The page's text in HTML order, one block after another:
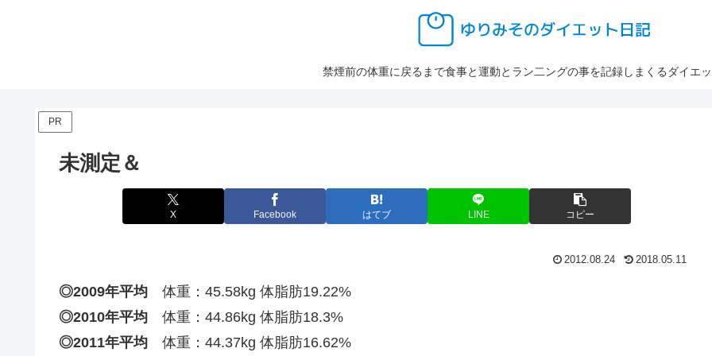
禁煙前の体重に戻るまで食事と運動とラン二ングの事を記録しまくるダイエ
PR
未測定＆
X Facebook はてブ LINE コピー
2012.08.24 2018.05.11
◎2009年平均 体重：45.58kg 体脂肪19.22%
◎2010年平均 体重：44.86kg 体脂肪18.3%
◎2011年平均 体重：44.37kg 体脂肪16.62%